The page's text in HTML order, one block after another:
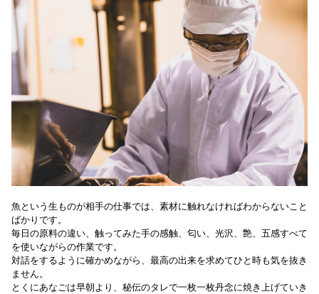
魚という生ものが相手の仕事では、素材に触れなければわからないこと
ばかりです。
毎日の原料の違い、触ってみた手の感触、匂い、光沢、艶、五感すべて
を使いながらの作業です。
対話をするように確かめながら、最高の出来を求めてひと時も気を抜き
ません。
とくにあなごは早朝より、秘伝のタレで一枚一枚丹念に焼き上げていき